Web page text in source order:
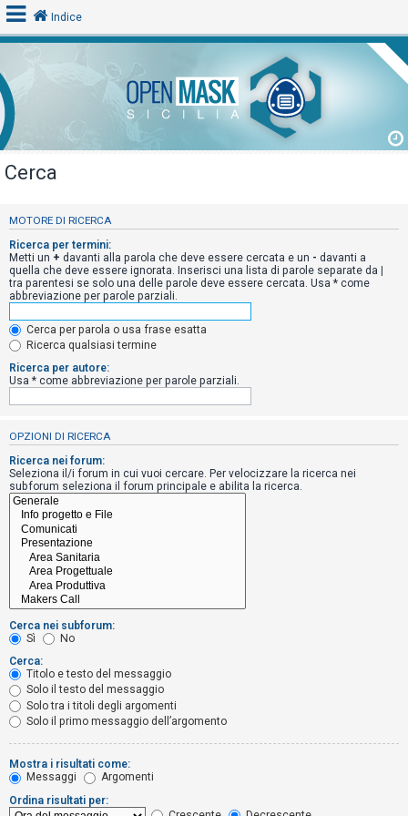
o
g
i
n
A
r
g
o
m
e
n
s
e
n
z
a
s
p
o
s
t
a
A
r
g
Indice
Cerca
MOTORE DI RICERCA
Ricerca per termini:
Metti un + davanti alla parola che deve essere cercata e un - davanti a
quella che deve essere ignorata. Inserisci una lista di parole separate da |
tra parentesi se solo una delle parole deve essere cercata. Usa * come
abbreviazione per parole parziali.
Cerca per parola o usa frase esatta
Ricerca qualsiasi termine
Ricerca per autore:
Usa * come abbreviazione per parole parziali.
OPZIONI DI RICERCA
Ricerca nei forum:
Seleziona il/i forum in cui vuoi cercare. Per velocizzare la ricerca nei
subforum seleziona il forum principale e abilita la ricerca.
Cerca nei subforum:
Sì
No
Cerca:
Titolo e testo del messaggio
Solo il testo del messaggio
Solo tra i titoli degli argomenti
Solo il primo messaggio dell’argomento
Mostra i risultati come:
Messaggi
Argomenti
Ordina risultati per: